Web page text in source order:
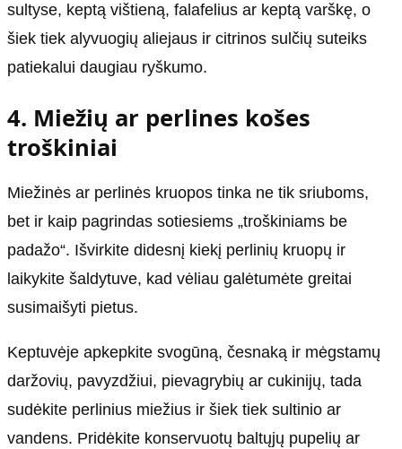
sultyse, keptą vištieną, falafelius ar keptą varškę, o
šiek tiek alyvuogių aliejaus ir citrinos sulčių suteiks
patiekalui daugiau ryškumo.
4. Miežių ar perlines košes
troškiniai
Miežinės ar perlinės kruopos tinka ne tik sriuboms,
bet ir kaip pagrindas sotiesiems „troškiniams be
padažo“. Išvirkite didesnį kiekį perlinių kruopų ir
laikykite šaldytuve, kad vėliau galėtumėte greitai
susimaišyti pietus.
Keptuvėje apkepkite svogūną, česnaką ir mėgstamų
daržovių, pavyzdžiui, pievagrybių ar cukinijų, tada
sudėkite perlinius miežius ir šiek tiek sultinio ar
vandens. Pridėkite konservuotų baltųjų pupelių ar